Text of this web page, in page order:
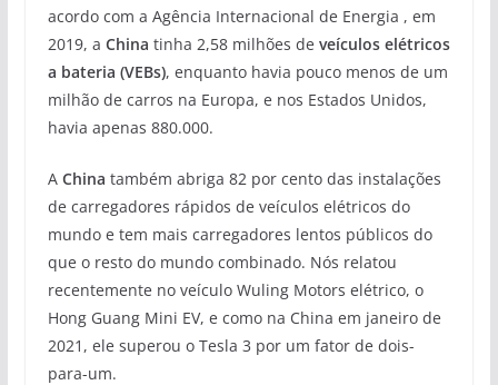
acordo com a Agência Internacional de Energia , em
2019, a China tinha 2,58 milhões de veículos elétricos
a bateria (VEBs), enquanto havia pouco menos de um
milhão de carros na Europa, e nos Estados Unidos,
havia apenas 880.000.
A China também abriga 82 por cento das instalações
de carregadores rápidos de veículos elétricos do
mundo e tem mais carregadores lentos públicos do
que o resto do mundo combinado. Nós relatou
recentemente no veículo Wuling Motors elétrico, o
Hong Guang Mini EV, e como na China em janeiro de
2021, ele superou o Tesla 3 por um fator de dois-
para-um.